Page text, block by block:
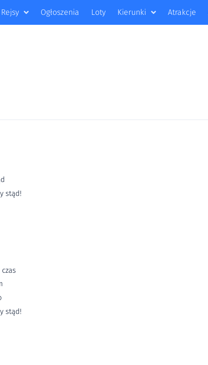
Rejsy Ogłoszenia Loty Kierunki Atrakcje
stąd!
stąd!